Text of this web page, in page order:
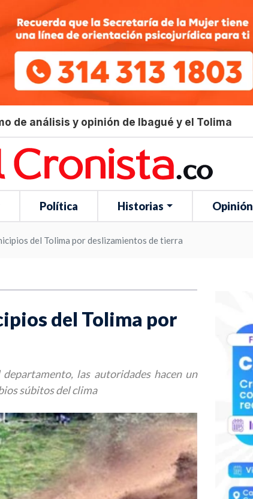
de análisis y opinión de Ibagué y el Tolima
Política Historias Opinión
del Tolima por deslizamientos de tierra
del Tolima por
las autoridades hacen un
súbitos del clima